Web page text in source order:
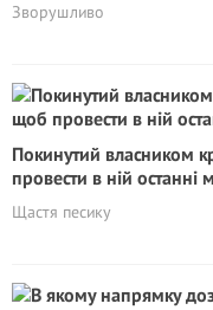
Зворушливо
Покинутий власником
провести в ній останні
Щастя песику